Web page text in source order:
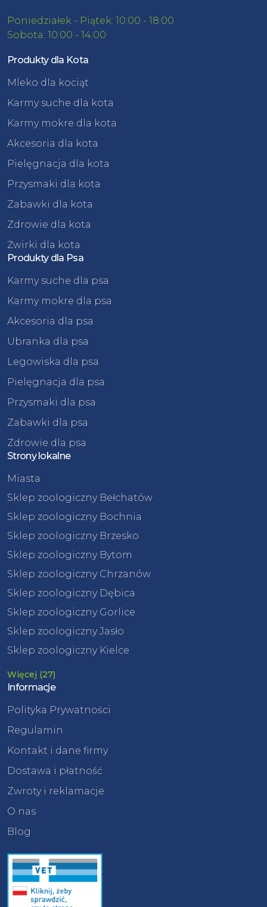
Poniedziałek - Piątek: 10:00 - 18:00
Sobota: 10:00 - 14:00
Produkty dla Kota
Mleko dla kociąt
Karmy suche dla kota
Karmy mokre dla kota
Akcesoria dla kota
Pielęgnacja dla kota
Przysmaki dla kota
Zabawki dla kota
Zdrowie dla kota
Żwirki dla kota
Produkty dla Psa
Karmy suche dla psa
Karmy mokre dla psa
Akcesoria dla psa
Ubranka dla psa
Legowiska dla psa
Pielęgnacja dla psa
Przysmaki dla psa
Zabawki dla psa
Zdrowie dla psa
Strony lokalne
Miasta
Sklep zoologiczny Bełchatów
Sklep zoologiczny Bochnia
Sklep zoologiczny Brzesko
Sklep zoologiczny Bytom
Sklep zoologiczny Chrzanów
Sklep zoologiczny Dębica
Sklep zoologiczny Gorlice
Sklep zoologiczny Jasło
Sklep zoologiczny Kielce
Więcej (27)
Informacje
Polityka Prywatności
Regulamin
Kontakt i dane firmy
Dostawa i płatność
Zwroty i reklamacje
O nas
Blog